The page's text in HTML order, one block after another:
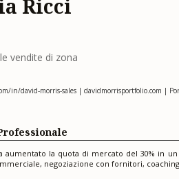
Ricci
vendite di zona
in/david-morris-sales | davidmorrisportfolio.com |
la quota di mercato del 30% in
negoziazione con fornitori,